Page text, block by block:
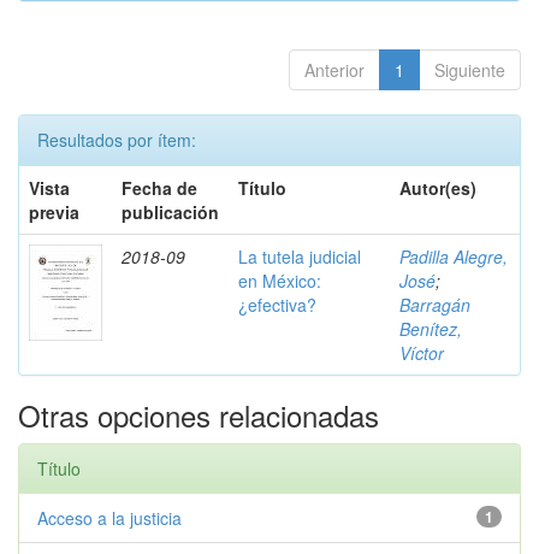
Anterior 1 Siguiente
Resultados por ítem:
Vista
previa
Fecha de
publicación
Título Autor(es)
2018-09
La tutela judicial
en México:
¿efectiva?
Padilla Alegre,
José;
Barragán
Benítez,
Víctor
Otras opciones relacionadas
Título
1
Acceso a la justicia